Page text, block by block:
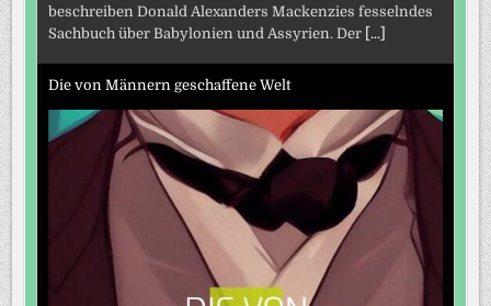
beschreiben Donald Alexanders Mackenzies fesselndes
Sachbuch über Babylonien und Assyrien. Der [...]
Die von Männern geschaffene Welt